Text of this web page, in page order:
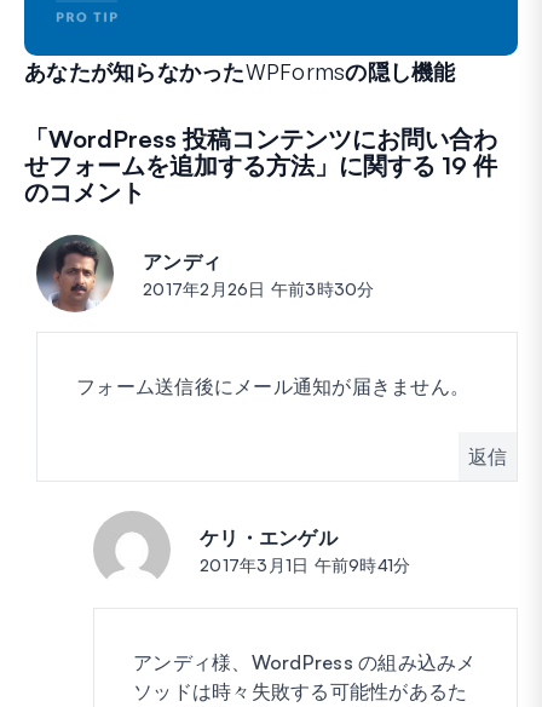
あなたが知らなかったWPFormsの隠し機能
「WordPress 投稿コンテンツにお問い合わ
せフォームを追加する方法」に関する 19 件
のコメント
アンディ
2017年2月26日 午前3時30分
フォーム送信後にメール通知が届きません。
返信
ケリ・エンゲル投稿:
2017年3月1日 午前9時41分
アンディ様、WordPress の組み込みメ
ソッドは時々失敗する可能性があるた